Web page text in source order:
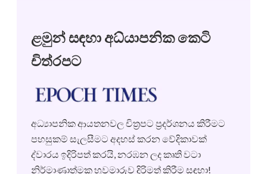
ළමුන් සඳහා අධ්යාපනික කෙටි
චිත්රපට
අධ්‍යාපනික ආයතනවල චිත්‍රපට ප්‍රදර්ශනය කිරීමට
පහසුකම් සැලසීමට අදහස් කරන වේදිකාවක්
ද්වාරය ඉදිරිපත් කරයි, නරඹන ලද කෘති වටා
නිර්මාණාත්මක හුවමාරුව දිරිමත් කිරීම සඳහා!